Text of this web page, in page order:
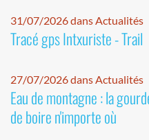
31/07/2026 dans Actualités
Tracé gps Intxuriste - Trail
27/07/2026 dans Actualités
Eau de montagne : la
de boire n'importe où